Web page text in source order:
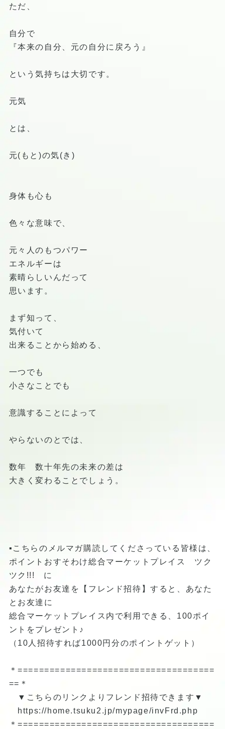
ただ、
自分で
『本来の自分、元の自分に戻ろう』
という気持ちは大切です。
元気
とは、
元(もと)の気(き)
身体も心も
色々な意味で、
元々人のもつパワー
エネルギーは
素晴らしいんだって
思います。
まず知って、
気付いて
出来ることから始める、
一つでも
小さなことでも
意識することによって
やらないのとでは、
数年 数十年先の未来の差は
大きく変わることでしょう。
▪️こちらのメルマガ購読してくださっている皆様は、
ポイントおすそわけ総合マーケットプレイス ツク
ツク!!! に
あなたがお友達を【フレンド招待】すると、あなた
とお友達に
総合マーケットプレイス内で利用できる、100ポイ
ントをプレゼント♪
（10人招待すれば1000円分のポイントゲット）
＊=====================================
==＊
▼こちらのリンクよりフレンド招待できます▼
https://home.tsuku2.jp/mypage/invFrd.php
＊=====================================